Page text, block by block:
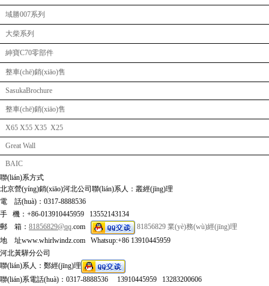
域勝007系列
大柴系列
紳寶C70零部件
整車(chē)銷(xiāo)售
SasukaBrochure
整車(chē)銷(xiāo)售
X65 X55 X35 X25
Great Wall
BAIC
聯(lián)系方式
北京營(yíng)銷(xiāo)河北公司聯(lián)系人：叢經(jīng)理
電 話(huà)：0317-8888536
手 機：+86-013910445959 13552143134
郵 箱： 81856829@qq.com 81856829 業(yè)務(wù)經(jīng)理
地 址www.whirlwindz.com Whatsup:+86 13910445959
河北黃驊分公司
聯(lián)系人：鄭經(jīng)理
聯(lián)系電話(huà)：0317-8888536 13910445959 13283200606